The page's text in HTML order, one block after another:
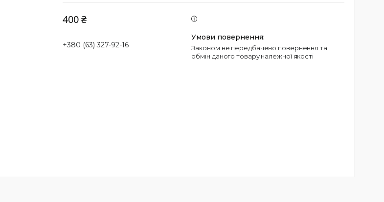
400 ₴
+380 (63) 327-92-16
Законом не передбачено повернення та
обмін даного товару належної якості